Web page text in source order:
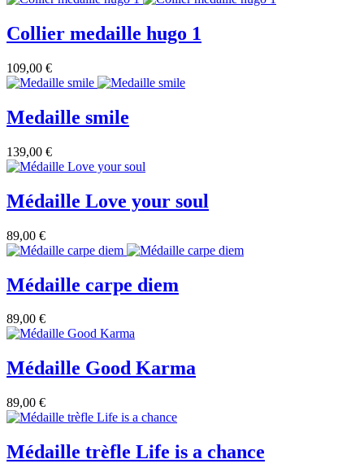
Collier medaille hugo 1
109,00 €
Medaille smile
139,00 €
Médaille Love your soul
89,00 €
Médaille carpe diem
89,00 €
Médaille Good Karma
89,00 €
Médaille trèfle Life is a chance